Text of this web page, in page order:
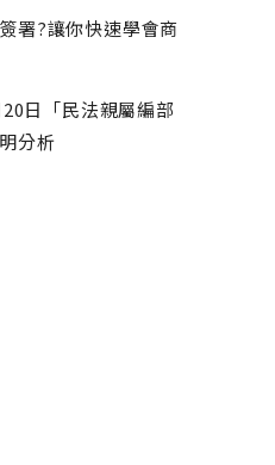
署?讓你快速學會商
日「民法親屬編部
分析